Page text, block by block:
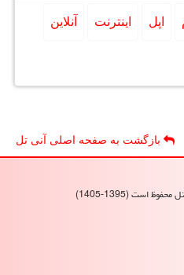
اپل اینترنت آنلاین
بازگشت به صفحه اصلی آنی تل